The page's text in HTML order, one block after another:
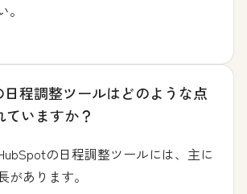
日程調整ツールはどのような点
ていますか？
の日程調整ツールには、主に
があります。